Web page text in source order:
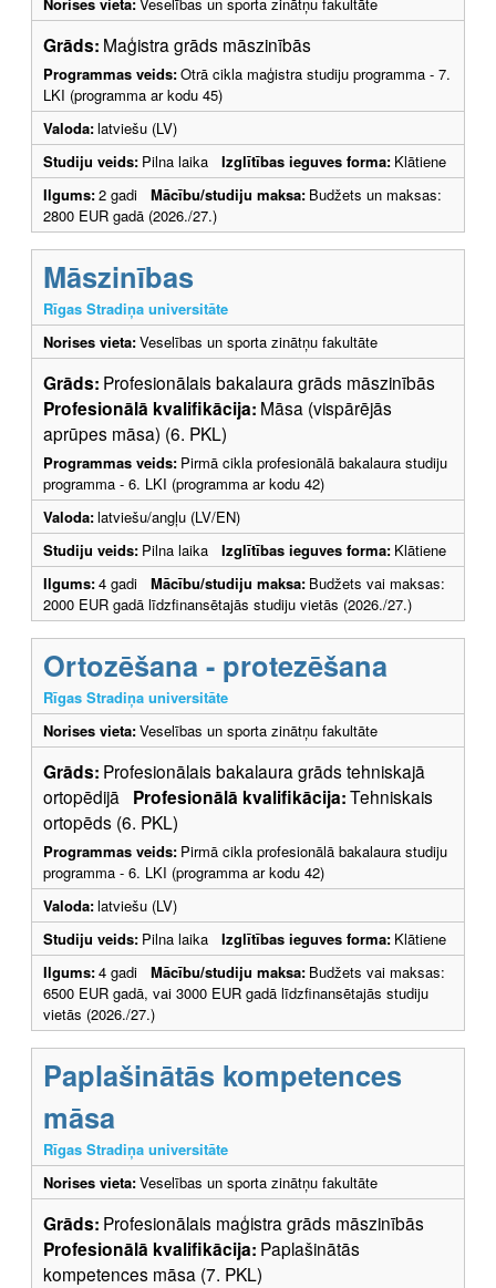
Norises vieta:Veselības un sporta zinātņu fakultāte
Grāds: Maģistra grāds māszinībās
Programmas veids:Otrā cikla maģistra studiju programma - 7.
LKI (programma ar kodu 45)
Valoda:latviešu (LV)
Studiju veids: Pilna laika Izglītības ieguves forma: Klātiene
Ilgums:2 gadi Mācību/studiju maksa: Budžets un maksas:
2800 EUR gadā (2026./27.)
Māszinības
Rīgas Stradiņa universitāte
Norises vieta:Veselības un sporta zinātņu fakultāte
Grāds: Profesionālais bakalaura grāds māszinībās
Profesionālā kvalifikācija: Māsa (vispārējās
aprūpes māsa) (6. PKL)
Programmas veids: Pirmā cikla profesionālā bakalaura studiju
programma - 6. LKI (programma ar kodu 42)
Valoda:latviešu/angļu (LV/EN)
Studiju veids: Pilna laika Izglītības ieguves forma: Klātiene
Ilgums:4 gadi Mācību/studiju maksa: Budžets vai maksas:
2000 EUR gadā līdzfinansētajās studiju vietās (2026./27.)
Ortozēšana - protezēšana
Rīgas Stradiņa universitāte
Norises vieta:Veselības un sporta zinātņu fakultāte
Grāds: Profesionālais bakalaura grāds tehniskajā
ortopēdijā Profesionālā kvalifikācija:Tehniskais
ortopēds (6. PKL)
Programmas veids: Pirmā cikla profesionālā bakalaura studiju
programma - 6. LKI (programma ar kodu 42)
Valoda:latviešu (LV)
Studiju veids: Pilna laika Izglītības ieguves forma: Klātiene
Ilgums:4 gadi Mācību/studiju maksa: Budžets vai maksas:
6500 EUR gadā, vai 3000 EUR gadā līdzfinansētajās studiju
vietās (2026./27.)
Paplašinātās kompetences
māsa
Rīgas Stradiņa universitāte
Norises vieta:Veselības un sporta zinātņu fakultāte
Grāds: Profesionālais maģistra grāds māszinībās
Profesionālā kvalifikācija: Paplašinātās
kompetences māsa (7. PKL)